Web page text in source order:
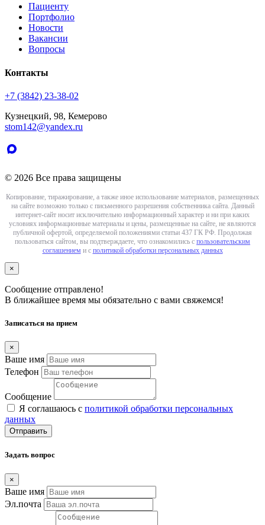
Пациенту
Портфолио
Новости
Вакансии
Вопросы
Контакты
+7 (3842) 23-38-02
Кузнецкий, 98, Кемерово
stom142@yandex.ru
© 2026 Все права защищены
Копирование, тиражирование, а также иное использование материалов, размещенных
на сайте возможно только с письменного разрешения собственника сайта. Данный
интернет-сайт носит исключительно информационный характер и ни при каких
условиях информационные материалы и цены, размещенные на сайте, не являются
публичной офертой, определяемой положениями статьи 437 ГК РФ. Продолжая
пользоваться сайтом, вы подтверждаете, что ознакомились с пользовательским
соглашением и с политикой обработки персональных данных
×
Сообщение отправлено!
В ближайшее время мы обязательно с вами свяжемся!
Записаться на прием
×
Ваше имя
Телефон
Сообщение
Я соглашаюсь с политикой обработки персональных
данных
Отправить
Задать вопрос
×
Ваше имя
Эл.почта